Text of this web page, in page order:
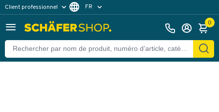
Client professionnel
Client particulier
FR
0
Retour